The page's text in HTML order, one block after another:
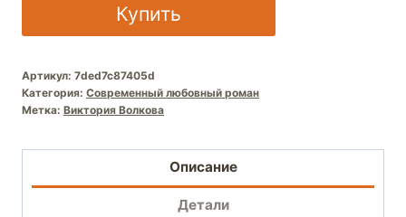
Купить
Артикул: 7ded7c87405d
Категория: Современный любовный роман
Метка: Виктория Волкова
Описание
Детали